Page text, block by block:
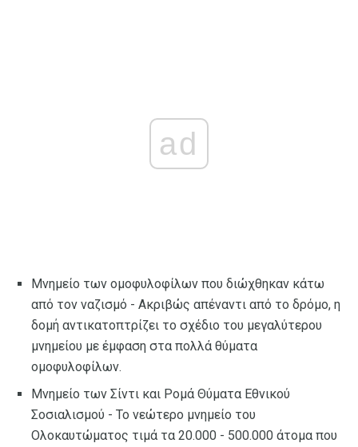
ad
Μνημείο των ομοφυλοφίλων που διώχθηκαν κάτω
από τον ναζισμό - Ακριβώς απέναντι από το δρόμο, η
δομή αντικατοπτρίζει το σχέδιο του μεγαλύτερου
μνημείου με έμφαση στα πολλά θύματα
ομοφυλοφίλων.
Μνημείο των Σίντι και Ρομά Θύματα Εθνικού
Σοσιαλισμού - Το νεώτερο μνημείο του
Ολοκαυτώματος τιμά τα 20.000 - 500.000 άτομα που